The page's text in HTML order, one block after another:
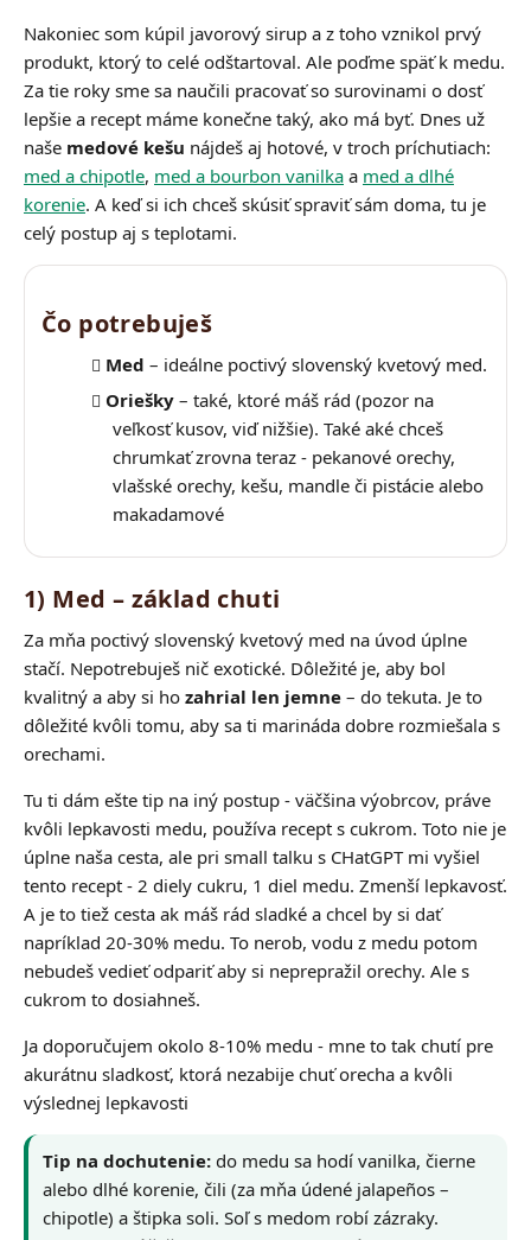
Nakoniec som kúpil javorový sirup a z toho vznikol prvý
produkt, ktorý to celé odštartoval. Ale poďme späť k medu.
Za tie roky sme sa naučili pracovať so surovinami o dosť
lepšie a recept máme konečne taký, ako má byť. Dnes už
naše medové kešu nájdeš aj hotové, v troch príchutiach:
med a chipotle, med a bourbon vanilka a med a dlhé
korenie. A keď si ich chceš skúsiť spraviť sám doma, tu je
celý postup aj s teplotami.
Čo potrebuješ
Med – ideálne poctivý slovenský kvetový med.
Oriešky – také, ktoré máš rád (pozor na
veľkosť kusov, viď nižšie). Také aké chceš
chrumkať zrovna teraz - pekanové orechy,
vlašské orechy, kešu, mandle či pistácie alebo
makadamové
1) Med – základ chuti
Za mňa poctivý slovenský kvetový med na úvod úplne
stačí. Nepotrebuješ nič exotické. Dôležité je, aby bol
kvalitný a aby si ho zahrial len jemne – do tekuta. Je to
dôležité kvôli tomu, aby sa ti marináda dobre rozmiešala s
orechami.
Tu ti dám ešte tip na iný postup - väčšina výobrcov, práve
kvôli lepkavosti medu, používa recept s cukrom. Toto nie je
úplne naša cesta, ale pri small talku s CHatGPT mi vyšiel
tento recept - 2 diely cukru, 1 diel medu. Zmenší lepkavosť.
A je to tiež cesta ak máš rád sladké a chcel by si dať
napríklad 20-30% medu. To nerob, vodu z medu potom
nebudeš vedieť odpariť aby si neprepražil orechy. Ale s
cukrom to dosiahneš.
Ja doporučujem okolo 8-10% medu - mne to tak chutí pre
akurátnu sladkosť, ktorá nezabije chuť orecha a kvôli
výslednej lepkavosti
Tip na dochutenie: do medu sa hodí vanilka, čierne
alebo dlhé korenie, čili (za mňa údené jalapeños –
chipotle) a štipka soli. Soľ s medom robí zázraky.